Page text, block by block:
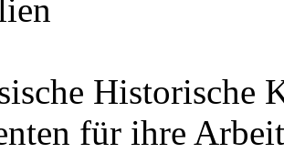
Historische
für ihre